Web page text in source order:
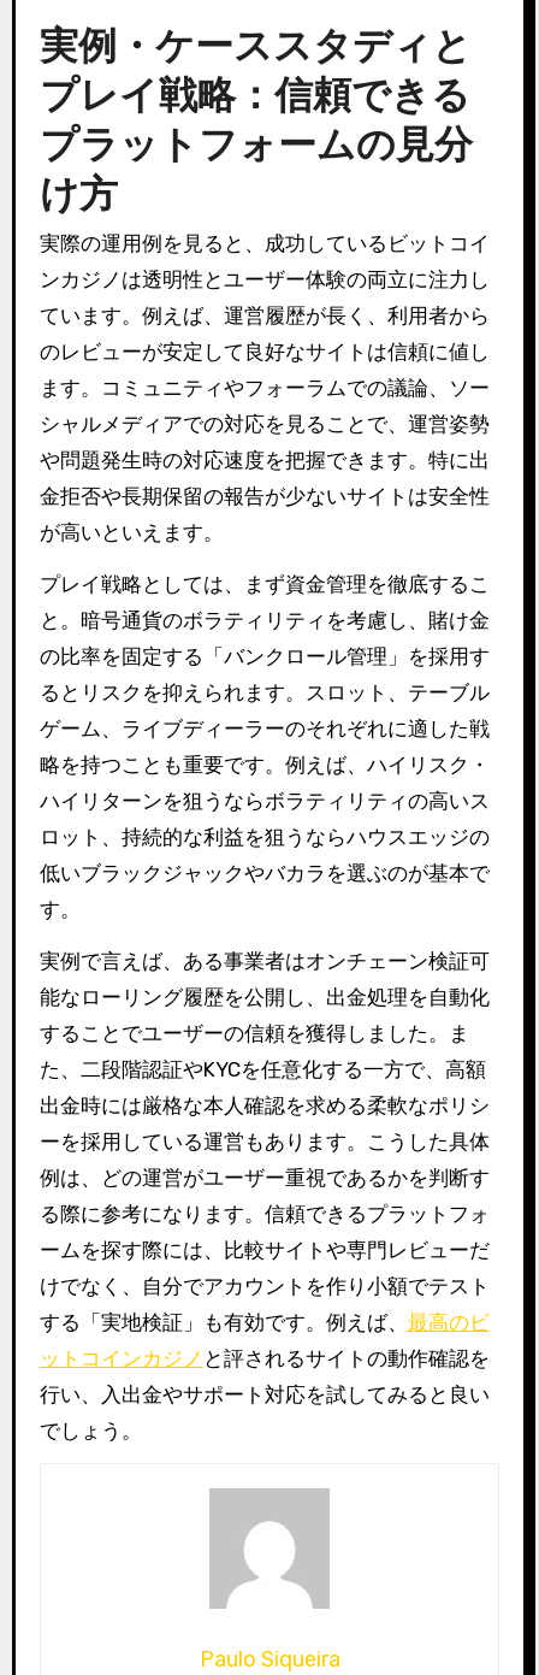
実例・ケーススタディと
プレイ戦略：信頼できる
プラットフォームの見分
け方
実際の運用例を見ると、成功しているビットコイ
ンカジノは透明性とユーザー体験の両立に注力し
ています。例えば、運営履歴が長く、利用者から
のレビューが安定して良好なサイトは信頼に値し
ます。コミュニティやフォーラムでの議論、ソー
シャルメディアでの対応を見ることで、運営姿勢
や問題発生時の対応速度を把握できます。特に出
金拒否や長期保留の報告が少ないサイトは安全性
が高いといえます。
プレイ戦略としては、まず資金管理を徹底するこ
と。暗号通貨のボラティリティを考慮し、賭け金
の比率を固定する「バンクロール管理」を採用す
るとリスクを抑えられます。スロット、テーブル
ゲーム、ライブディーラーのそれぞれに適した戦
略を持つことも重要です。例えば、ハイリスク・
ハイリターンを狙うならボラティリティの高いス
ロット、持続的な利益を狙うならハウスエッジの
低いブラックジャックやバカラを選ぶのが基本で
す。
実例で言えば、ある事業者はオンチェーン検証可
能なローリング履歴を公開し、出金処理を自動化
することでユーザーの信頼を獲得しました。ま
た、二段階認証やKYCを任意化する一方で、高額
出金時には厳格な本人確認を求める柔軟なポリシ
ーを採用している運営もあります。こうした具体
例は、どの運営がユーザー重視であるかを判断す
る際に参考になります。信頼できるプラットフォ
ームを探す際には、比較サイトや専門レビューだ
けでなく、自分でアカウントを作り小額でテスト
する「実地検証」も有効です。例えば、 最高のビ
ットコインカジノ と評されるサイトの動作確認を
行い、入出金やサポート対応を試してみると良い
でしょう。
Paulo Siqueira